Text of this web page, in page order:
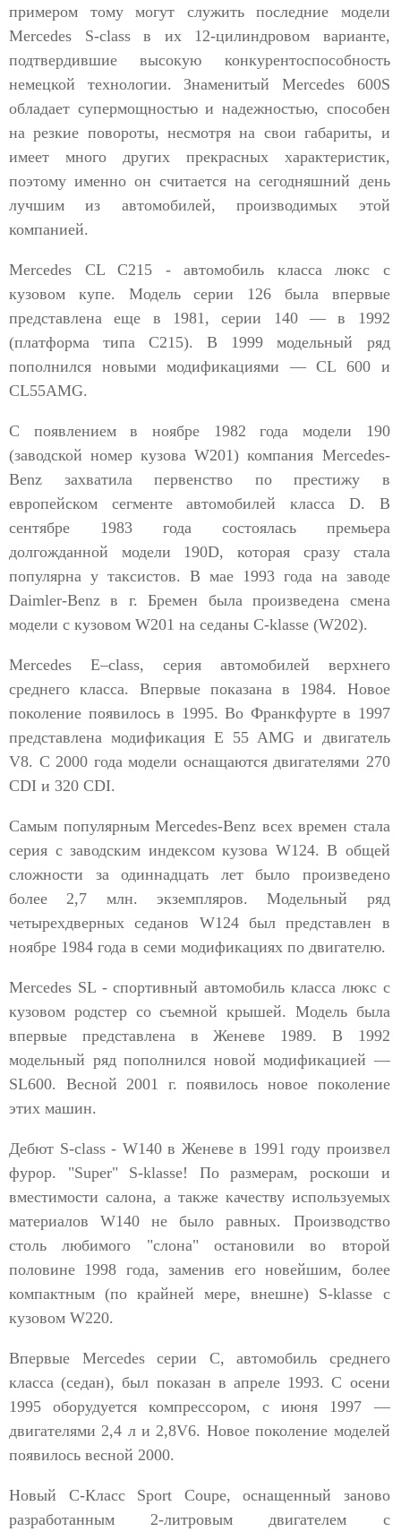
примером тому могут служить последние модели
Mercedes S-class в их 12-цилиндровом варианте,
подтвердившие высокую конкурентоспособность
немецкой технологии. Знаменитый Mercedes 600S
обладает супермощностью и надежностью, способен
на резкие повороты, несмотря на свои габариты, и
имеет много других прекрасных характеристик,
поэтому именно он считается на сегодняшний день
лучшим из автомобилей, производимых этой
компанией.
Mercedes CL C215 - автомобиль класса люкс с
кузовом купе. Модель серии 126 была впервые
представлена еще в 1981, серии 140 — в 1992
(платформа типа С215). В 1999 модельный ряд
пополнился новыми модификациями — CL 600 и
CL55AMG.
С появлением в ноябре 1982 года модели 190
(заводской номер кузова W201) компания Mercedes-
Benz захватила первенство по престижу в
европейском сегменте автомобилей класса D. В
сентябре 1983 года состоялась премьера
долгожданной модели 190D, которая сразу стала
популярна у таксистов. В мае 1993 года на заводе
Daimler-Benz в г. Бремен была произведена смена
модели с кузовом W201 на седаны C-klasse (W202).
Mercedes E–class, серия автомобилей верхнего
среднего класса. Впервые показана в 1984. Новое
поколение появилось в 1995. Во Франкфурте в 1997
представлена модификация E 55 AMG и двигатель
V8. С 2000 года модели оснащаются двигателями 270
CDI и 320 CDI.
Самым популярным Mercedes-Benz всех времен стала
серия с заводским индексом кузова W124. В общей
сложности за одиннадцать лет было произведено
более 2,7 млн. экземпляров. Модельный ряд
четырехдверных седанов W124 был представлен в
ноябре 1984 года в семи модификациях по двигателю.
Mercedes SL - спортивный автомобиль класса люкс с
кузовом родстер со съемной крышей. Модель была
впервые представлена в Женеве 1989. В 1992
модельный ряд пополнился новой модификацией —
SL600. Весной 2001 г. появилось новое поколение
этих машин.
Дебют S-class - W140 в Женеве в 1991 году произвел
фурор. "Super" S-klasse! По размерам, роскоши и
вместимости салона, а также качеству используемых
материалов W140 не было равных. Производство
столь любимого "слона" остановили во второй
половине 1998 года, заменив его новейшим, более
компактным (по крайней мере, внешне) S-klasse с
кузовом W220.
Впервые Mercedes серии C, автомобиль среднего
класса (седан), был показан в апреле 1993. С осени
1995 оборудуется компрессором, с июня 1997 —
двигателями 2,4 л и 2,8V6. Новое поколение моделей
появилось весной 2000.
Новый С-Класс Sport Coupe, оснащенный заново
разработанным 2-литровым двигателем с